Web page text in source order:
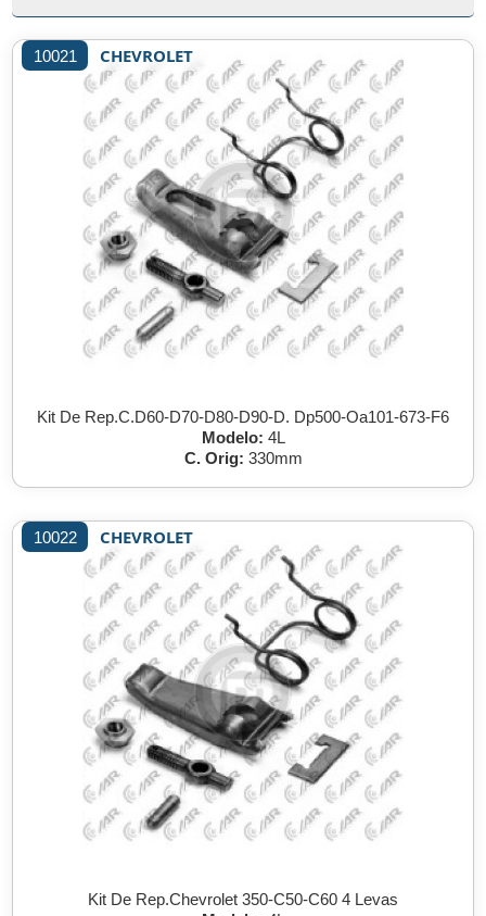
10021 CHEVROLET
Kit De Rep.C.D60-D70-D80-D90-D. Dp500-Oa101-673-F6
Modelo: 4L
C. Orig: 330mm
10022 CHEVROLET
Kit De Rep.Chevrolet 350-C50-C60 4 Levas